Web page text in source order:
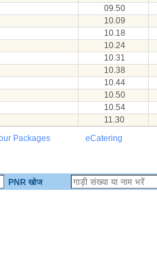
09.50
10.09
10.18
10.24
10.31
10.38
10.44
10.50
10.54
11.30
Packages eCatering
PNR खोज